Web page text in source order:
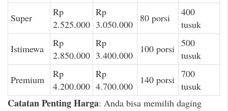
Super
Rp
2.525.000
Rp
3.050.000
80 porsi
400
tusuk
Istimewa
Rp
2.850.000
Rp
3.400.000
100 porsi 500
tusuk
Premium
Rp
4.200.000
Rp
4.700.000
140 porsi 700
tusuk
Catatan Penting Harga: Anda bisa memilih daging